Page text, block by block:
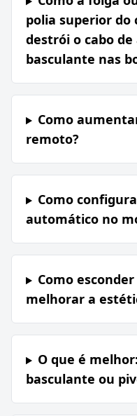
polia superior do
destrói o cabo
basculante nas
Como
remoto?
Como
automático no
Como
melhorar a
O que é
basculante ou